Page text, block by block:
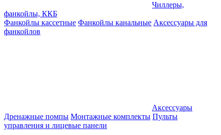
Чиллеры,
фанкойлы, ККБ
Фанкойлы кассетные Фанкойлы канальные Аксессуары для
фанкойлов
Аксессуары
Дренажные помпы Монтажные комплекты Пульты
управления и лицевые панели